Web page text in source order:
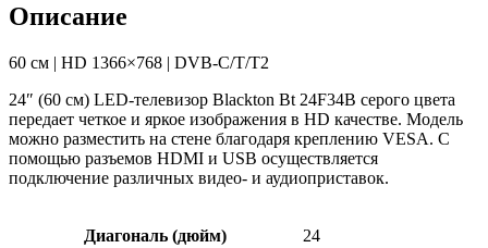
Описание
60 см | HD 1366×768 | DVB-C/T/T2
24″ (60 см) LED-телевизор Blackton Bt 24F34B серого цвета
передает четкое и яркое изображения в HD качестве. Модель
можно разместить на стене благодаря креплению VESA. С
помощью разъемов HDMI и USB осуществляется
подключение различных видео- и аудиоприставок.
Диагональ (дюйм) 24